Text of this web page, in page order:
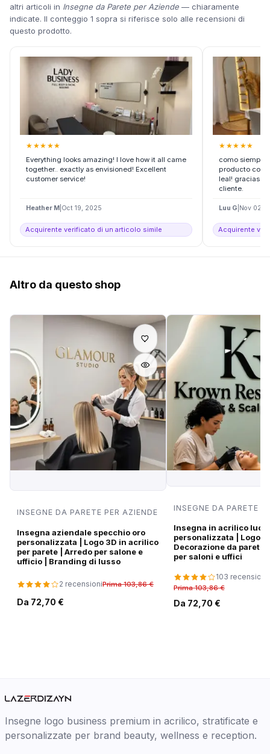
altri articoli in Insegne da Parete per Aziende — chiaramente
indicate. Il conteggio 1 sopra si riferisce solo alle recensioni di
questo prodotto.
★ ★★ ★★
Everything looks amazing! I love how it all came
together.. exactly as envisioned! Excellent
customer service!
Heather M Oct 19, 2025
Acquirente verificato di un articolo simile
★ ★★ ★★
como siempre
producto con
leal! gracias
cliente.
Luu G Nov 02,
Acquirente
Altro da questo shop
INSEGNE DA PARETE PER AZIENDE
Insegna aziendale specchio oro
personalizzata | Logo 3D in acrilico
per parete | Arredo per salone e
ufficio | Branding di lusso
2 recensioniPrima 103,86 €
Da 72,70 €
INSEGNE DA PARETE
Insegna in acrilico
personalizzata | Logo
Decorazione da parete
per saloni e uffici
103 recensioni
Prima 103,86 €
Da 72,70 €
Insegne logo business premium in acrilico, stratificate e
personalizzate per brand beauty, wellness e reception.